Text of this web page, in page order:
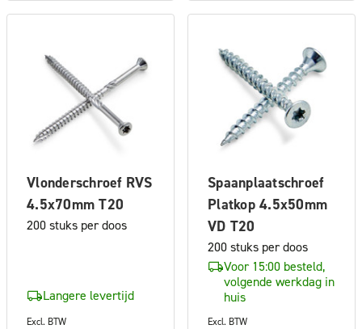
Vlonderschroef RVS
4.5x70mm T20
200 stuks per doos
Langere levertijd
Excl. BTW
Spaanplaatschroef
Platkop 4.5x50mm
VD T20
200 stuks per doos
Voor 15:00 besteld,
volgende werkdag in
huis
Excl. BTW